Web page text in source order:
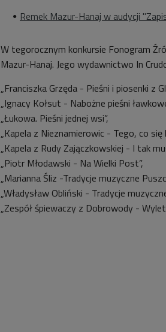
Remek Mazur-Hanaj w audycji
W tegorocznym konkursie Fonogram
Mazur-Hanaj. Jego wydawnictwo In
„Franciszka Grzęda - Pieśni i piosenki z
„Ignacy Kołsut - Nabożne pieśni
„Łukowa. Pieśni jednej wsi”,
„Kapela z Nieznamierowic - Tego, co się
„Kapela z Rudy Zajączkowskiej - I tak
„Piotr Młodawski - Na Wielki Post”,
„Marianna Śliz -Tradycje muzyczne
„Władysław Obliński - Tradycje
„Zespół śpiewaczy z Dobrowody -